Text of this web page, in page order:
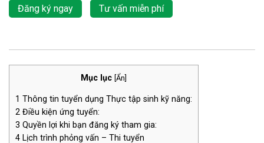
Đăng ký ngay Tư vấn miễn phí
Mục lục [Ẩn]
1 Thông tin tuyển dụng Thực tập sinh kỹ năng:
2 Điều kiện ứng tuyển:
3 Quyền lợi khi bạn đăng ký tham gia:
4 Lịch trình phỏng vấn – Thi tuyển